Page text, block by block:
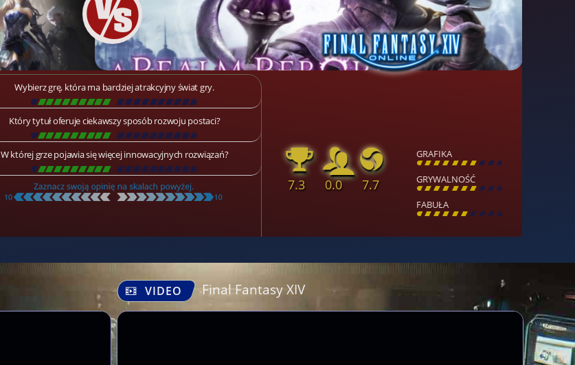
Wybierz grę, która ma bardziej atrakcyjny świat gry.
[\\\\\\\\\ \\\\\\\\\]
Który tytuł oferuje ciekawszy sposób rozwoju postaci?
[\\\\\\\\\ \\\\\\\\\]
W której grze pojawia się więcej innowacyjnych rozwiązań?
[\\\\\\\\\ \\\\\\\\\]
GRAFIKA
[ \ \ \ \ \ \ \ \ ]
GRYWALNOŚĆ
[ \ \ \ \ \ \ \ \ ]
FABUŁA
[ \ \ \ \ \ \ \ \ ]
7.3 0.0 7.7
VIDEO Final Fantasy XIV